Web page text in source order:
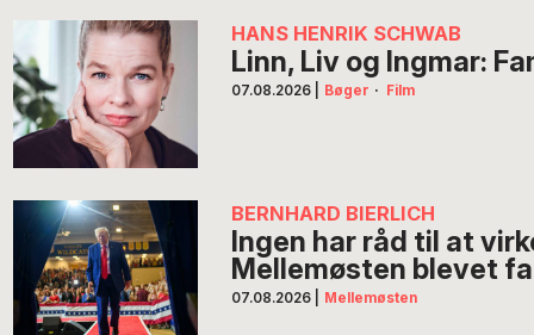
HANS HENRIK SCHWAB
Linn, Liv og Ingmar:
07.08.2026 Bøger · Film
BERNHARD BIERLICH
Ingen har råd til at
Mellemøsten blevet
07.08.2026 Mellemøsten